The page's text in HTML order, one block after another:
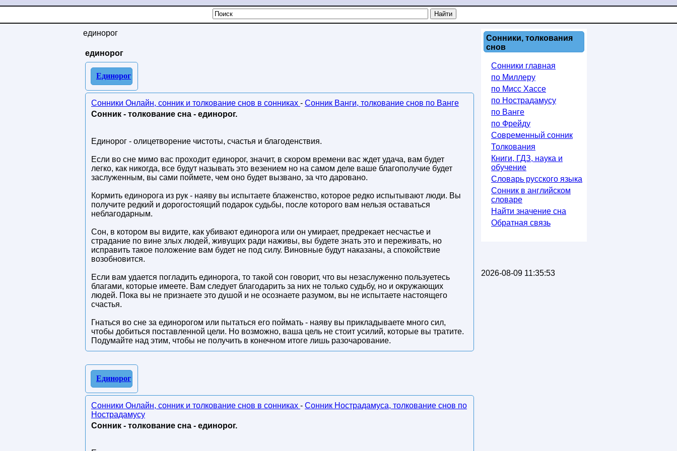
единорог
единорог
Единорог
Сонники Онлайн, сонник и толкование снов в сонниках - Сонник Ванги, толкование снов по Ванге
Сонник - толкование сна - единорог.
Единорог - олицетворение чистоты, счастья и благоденствия.
Если во сне мимо вас проходит единорог, значит, в скором времени вас ждет удача, вам будет
легко, как никогда, все будут называть это везением но на самом деле ваше благополучие будет
заслуженным, вы сами поймете, чем оно будет вызвано, за что даровано.
Кормить единорога из рук - наяву вы испытаете блаженство, которое редко испытывают люди. Вы
получите редкий и дорогостоящий подарок судьбы, после которого вам нельзя оставаться
неблагодарным.
Сон, в котором вы видите, как убивают единорога или он умирает, предрекает несчастье и
страдание по вине злых людей, живущих ради наживы, вы будете знать это и переживать, но
исправить такое положение вам будет не под силу. Виновные будут наказаны, а спокойствие
возобновится.
Если вам удается погладить единорога, то такой сон говорит, что вы незаслуженно пользуетесь
благами, которые имеете. Вам следует благодарить за них не только судьбу, но и окружающих
людей. Пока вы не признаете это душой и не осознаете разумом, вы не испытаете настоящего
счастья.
Гнаться во сне за единорогом или пытаться его поймать - наяву вы прикладываете много сил,
чтобы добиться поставленной цели. Но возможно, ваша цель не стоит усилий, которые вы тратите.
Подумайте над этим, чтобы не получить в конечном итоге лишь разочарование.
Единорог
Сонники Онлайн, сонник и толкование снов в сонниках - Сонник Нострадамуса, толкование снов по
Нострадамусу
Сонник - толкование сна - единорог.
Сонники, толкования
снов
Сонники главная
по Миллеру
по Мисс Хассе
по Нострадамусу
по Ванге
по Фрейду
Современный сонник
Толкования
Книги, ГДЗ, наука и
обучение
Словарь русского языка
Сонник в английском
словаре
Найти значение сна
Обратная связь
2026-08-09 11:35:53